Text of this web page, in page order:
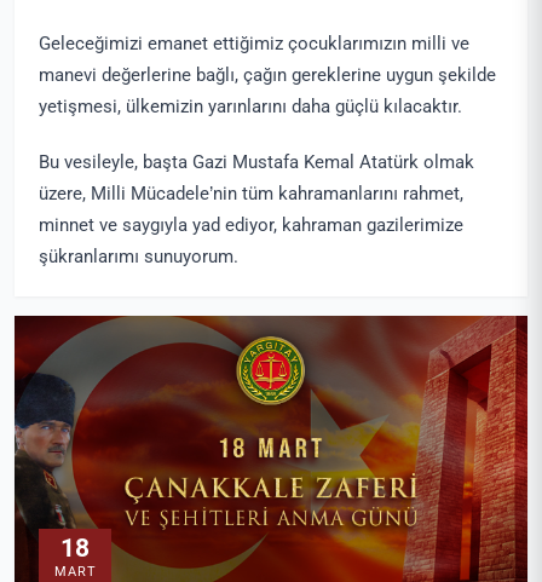
Geleceğimizi emanet ettiğimiz çocuklarımızın milli ve
manevi değerlerine bağlı, çağın gereklerine uygun şekilde
yetişmesi, ülkemizin yarınlarını daha güçlü kılacaktır.
Bu vesileyle, başta Gazi Mustafa Kemal Atatürk olmak
üzere, Milli Mücadele’nin tüm kahramanlarını rahmet,
minnet ve saygıyla yad ediyor, kahraman gazilerimize
şükranlarımı sunuyorum.
18
MART